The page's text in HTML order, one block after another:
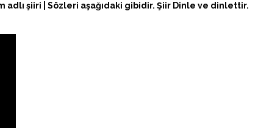
adlı şiiri | Sözleri aşağıdaki gibidir. Şiir Dinle ve dinlettir.